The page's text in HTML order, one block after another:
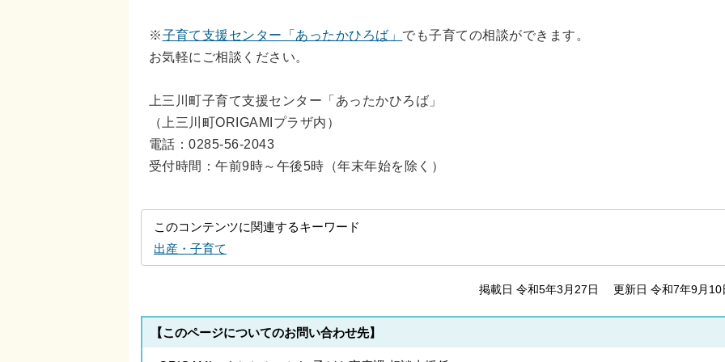
※子育て支援センター「あったかひろば」 でも子育ての相談ができます。
お気軽にご相談ください。
上三川町子育て支援センター「あったかひろば」
（上三川町ORIGAMIプラザ内）
電話：0285-56-2043
受付時間：午前9時～午後5時（年末年始を除く）
このコンテンツに関連するキーワード
出産・子育て
掲載日 令和5年3月27日 更新日 令和7年9月10
【このページについてのお問い合わせ先】